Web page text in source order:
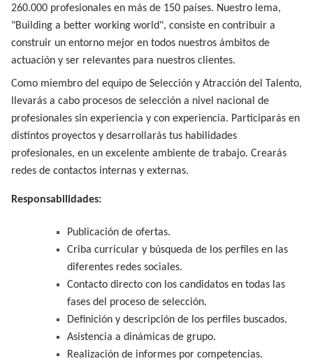
260.000 profesionales en más de 150 países. Nuestro lema,
"Building a better working world", consiste en contribuir a
construir un entorno mejor en todos nuestros ámbitos de
actuación y ser relevantes para nuestros clientes.
Como miembro del equipo de Selección y Atracción del Talento,
llevarás a cabo procesos de selección a nivel nacional de
profesionales sin experiencia y con experiencia. Participarás en
distintos proyectos y desarrollarás tus habilidades
profesionales, en un excelente ambiente de trabajo. Crearás
redes de contactos internas y externas.
Responsabilidades:
Publicación de ofertas.
Criba curricular y búsqueda de los perfiles en las
diferentes redes sociales.
Contacto directo con los candidatos en todas las
fases del proceso de selección.
Definición y descripción de los perfiles buscados.
Asistencia a dinámicas de grupo.
Realización de informes por competencias.